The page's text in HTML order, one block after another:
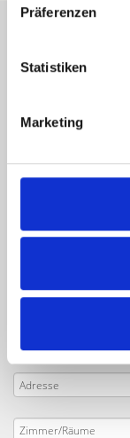
Präferenzen
Statistiken
Marketing
Käufer
Daten zu Ihrem
Makler
Ihr Projekt.